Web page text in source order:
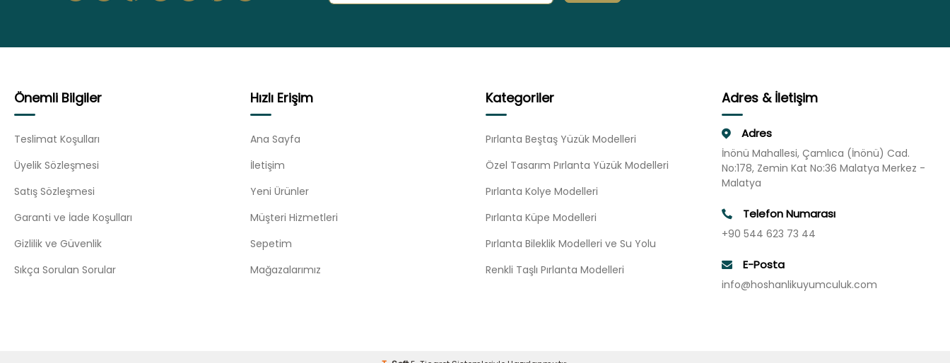
Önemli Bilgiler
Teslimat Koşulları
Üyelik Sözleşmesi
Satış Sözleşmesi
Garanti ve İade Koşulları
Gizlilik ve Güvenlik
Sıkça Sorulan Sorular
Hızlı Erişim
Ana Sayfa
İletişim
Yeni Ürünler
Müşteri Hizmetleri
Sepetim
Mağazalarımız
Kategoriler
Pırlanta Beştaş Yüzük Modelleri
Özel Tasarım Pırlanta Yüzük Modelleri
Pırlanta Kolye Modelleri
Pırlanta Küpe Modelleri
Pırlanta Bileklik Modelleri ve Su Yolu
Renkli Taşlı Pırlanta Modelleri
Adres & İletişim
Adres
İnönü Mahallesi, Çamlıca (İnönü) Cad.
No:178, Zemin Kat No:36 Malatya Merkez -
Malatya
Telefon Numarası
+90 544 623 73 44
E-Posta
info@hoshanlikuyumculuk.com